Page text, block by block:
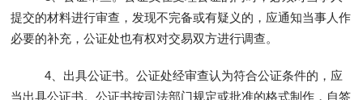
提交的材料进行审查，发现不完备或有疑义的，应通知当事人作
必要的补充，公证处也有权对交易双方进行调查。
4、出具公证书。公证处经审查认为符合公证条件的，应
当出具公证书。公证书按司法部门规定或批准的格式制作，自签